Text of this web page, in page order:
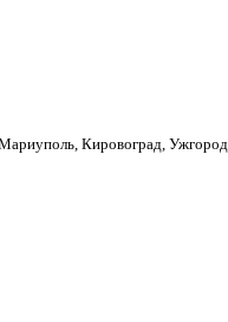
Кировоград, Ужгород